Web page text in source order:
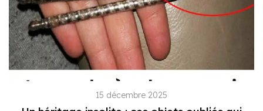
15 décembre 2025